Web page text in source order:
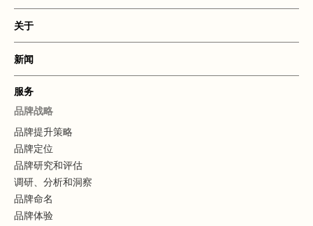
关于
新闻
服务
品牌战略
品牌提升策略
品牌定位
品牌研究和评估
调研、分析和洞察
品牌命名
品牌体验